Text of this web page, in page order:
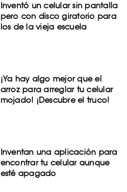
Inventó un celular sin pantalla
pero con disco giratorio para
los de la vieja escuela
¡Ya hay algo mejor que el
arroz para arreglar tu celular
mojado! ¡Descubre el truco!
Inventan una aplicación para
encontrar tu celular aunque
esté apagado